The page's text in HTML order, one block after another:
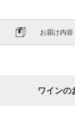
お届け内容
ワインの